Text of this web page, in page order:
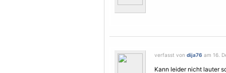
verfasst von dija76 am 16.
Kann leider nicht lauter